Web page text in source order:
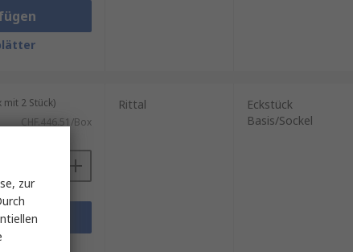
2 Stück)
CHF.446.51/Box
Rittal
Eckstück
Basis/Sockel
zur